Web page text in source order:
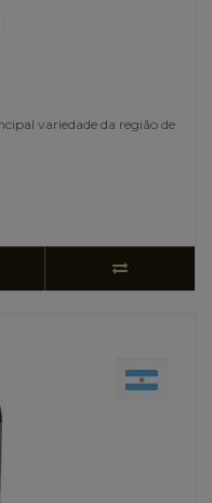
variedade da região de